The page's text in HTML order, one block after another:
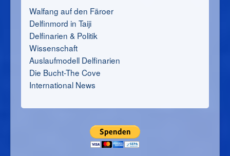
Walfang auf den Färoer
Delfinmord in Taiji
Delfinarien & Politik
Wissenschaft
Auslaufmodell Delfinarien
Die Bucht-The Cove
International News